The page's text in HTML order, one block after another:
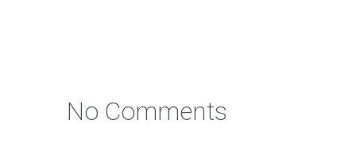
No Comments